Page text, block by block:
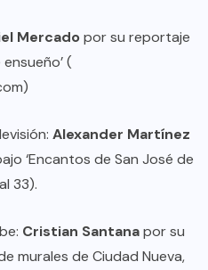
Mercadopor su reportaje
(
)
Alexander Martínez
‘Encantos de San José de
33).
Cristian Santanapor su
murales de Ciudad Nueva,